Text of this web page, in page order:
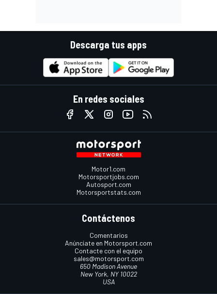
Descarga tus apps
En redes sociales
Motor1.com
Motorsportjobs.com
Autosport.com
Motorsportstats.com
Contáctenos
Comentarios
Anúnciate en Motorsport.com
Contacte con el equipo
sales@motorsport.com
650 Madison Avenue
New York, NY 10022
USA